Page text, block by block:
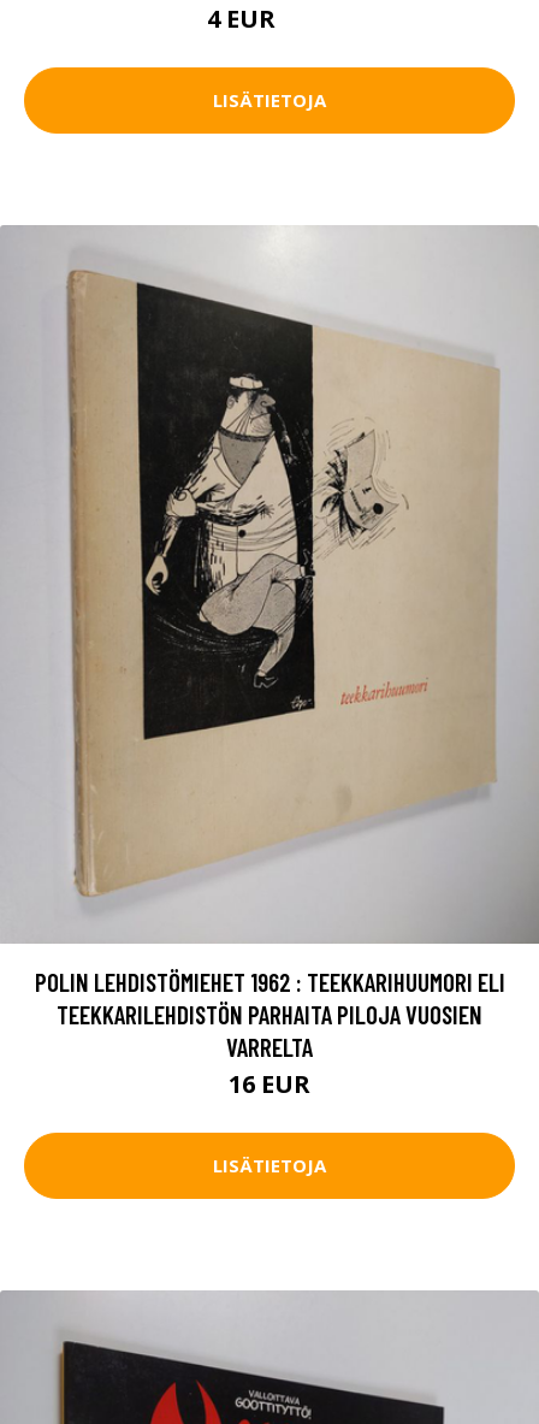
4 EUR
LISÄTIETOJA
POLIN LEHDISTÖMIEHET 1962 : TEEKKARIHUUMORI ELI
TEEKKARILEHDISTÖN PARHAITA PILOJA VUOSIEN
VARRELTA
16 EUR
LISÄTIETOJA